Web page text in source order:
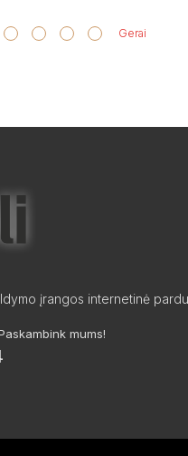
Gerai
įrangos internetinė
mums!